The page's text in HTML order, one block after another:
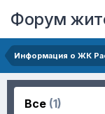
Форум
Информация о ЖК
Все (1)